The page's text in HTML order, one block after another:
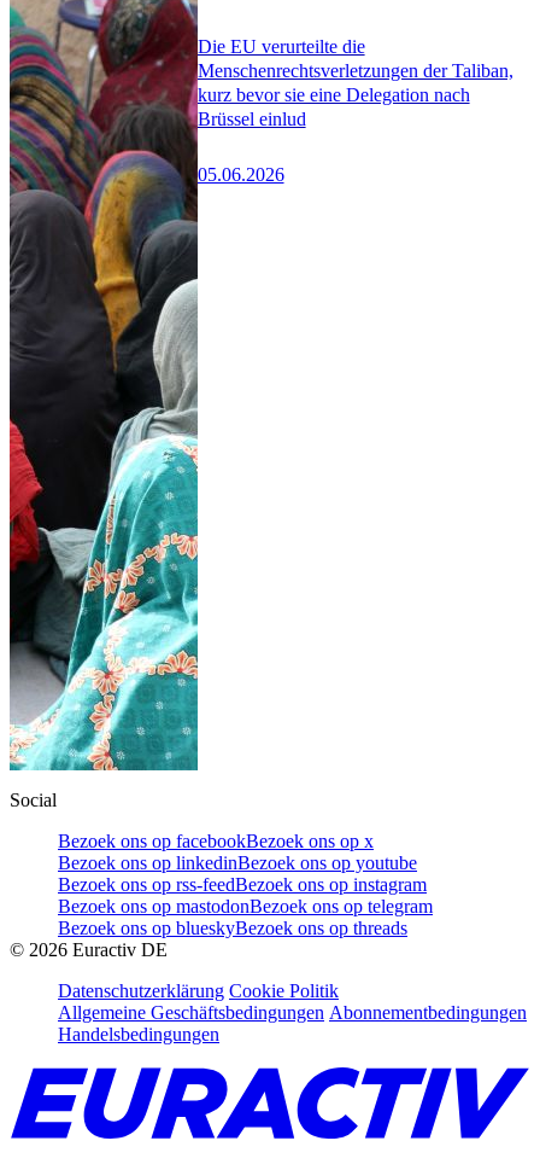
Die EU verurteilte die
Menschenrechtsverletzungen der Taliban,
kurz bevor sie eine Delegation nach
Brüssel einlud
05.06.2026
Social
Bezoek ons op facebookBezoek ons op x
Bezoek ons op linkedinBezoek ons op youtube
Bezoek ons op rss-feedBezoek ons op instagram
Bezoek ons op mastodonBezoek ons op telegram
Bezoek ons op blueskyBezoek ons op threads
© 2026 Euractiv DE
Datenschutzerklärung Cookie Politik
Allgemeine Geschäftsbedingungen Abonnementbedingungen
Handelsbedingungen